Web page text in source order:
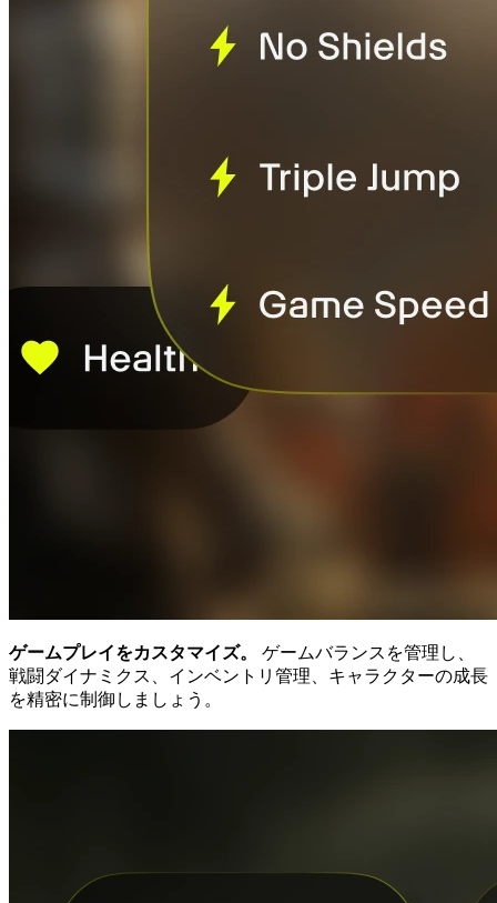
ゲームプレイをカスタマイズ。
ゲームバランスを管理し、
戦闘ダイナミクス、インベントリ管理、キャラクターの成長
を精密に制御しましょう。